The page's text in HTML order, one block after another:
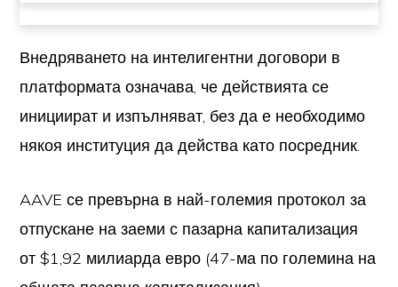
Внедряването на интелигентни договори в
платформата означава, че действията се
инициират и изпълняват, без да е необходимо
някоя институция да действа като посредник.
AAVE се превърна в най-големия протокол за
отпускане на заеми с пазарна капитализация
от $1,92 милиарда евро (47-ма по големина на